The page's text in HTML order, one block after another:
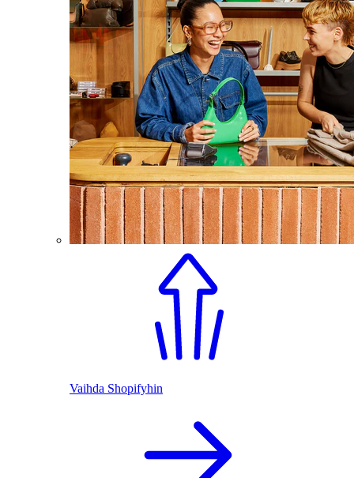
Vaihda Shopifyhin